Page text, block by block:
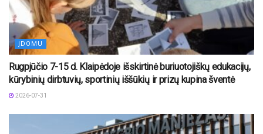
ĮDOMU
Rugpjūčio 7-15 d. Klaipėdoje išskirtinė buriuotojiškų edukacijų,
kūrybinių dirbtuvių, sportinių iššūkių ir prizų kupina šventė
2026-07-31